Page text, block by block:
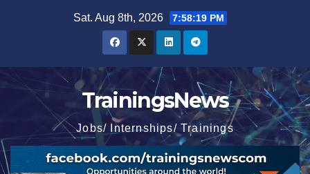
Sat. Aug 8th, 2026 7:58:20 PM
TrainingsNews
Jobs/ Internships/ Trainings